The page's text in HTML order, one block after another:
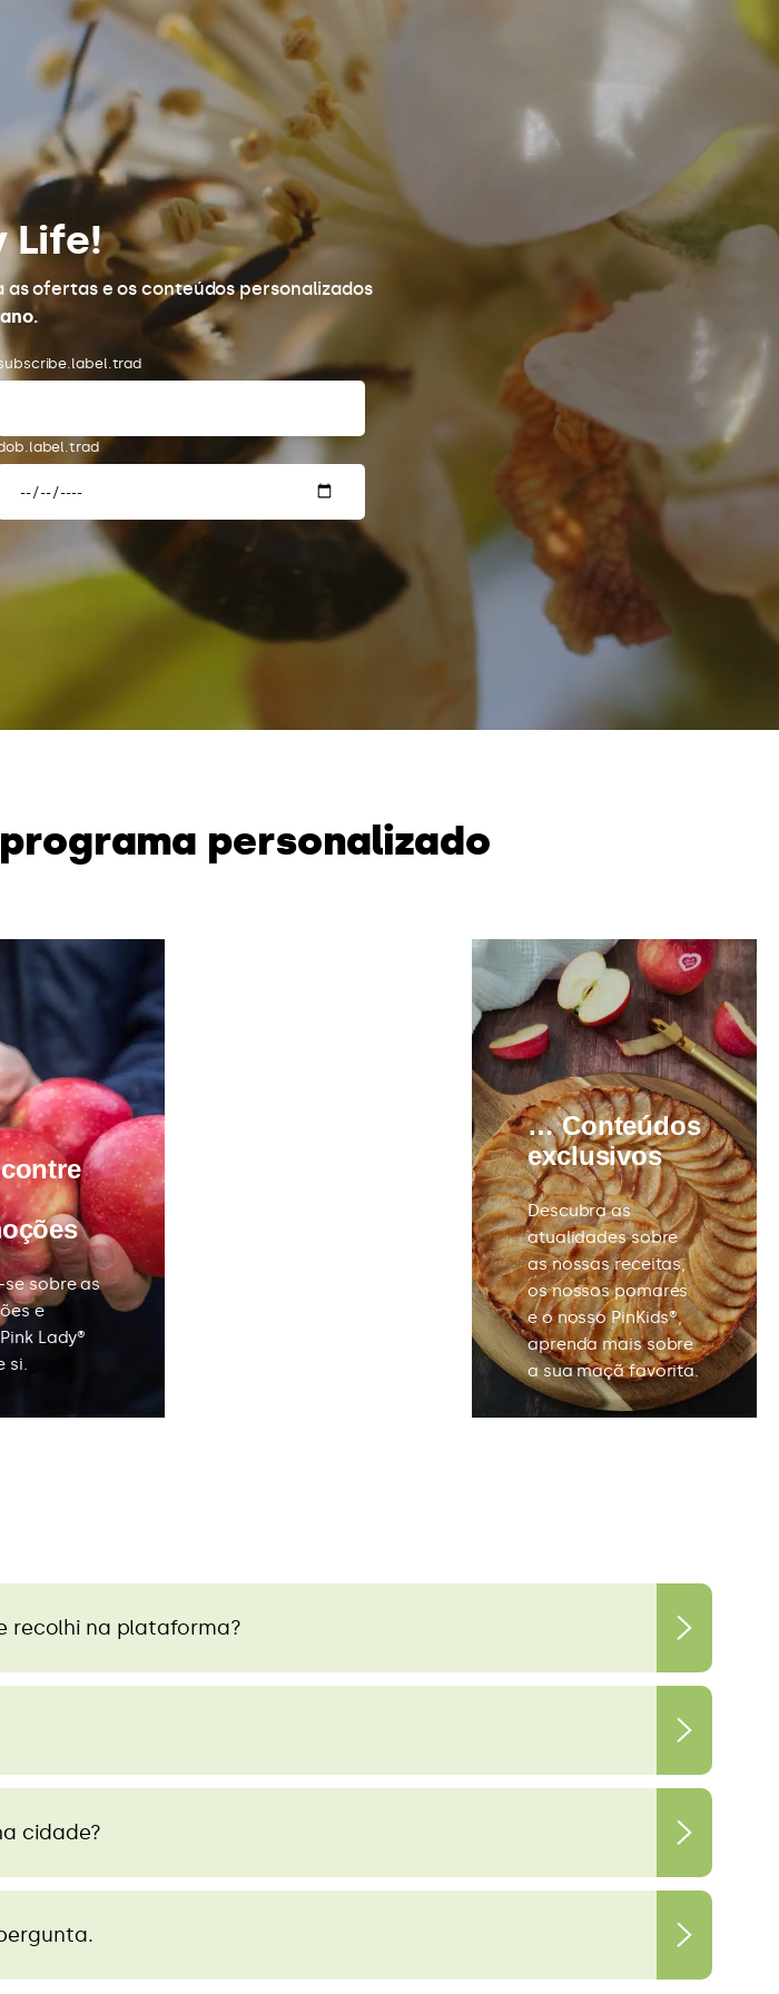
Life!
ofertas e os conteúdos personalizados
personalizado
sobre as
e
Lady®
si.
… Conteúdos
exclusivos
Descubra as
atualidades sobre
as nossas receitas,
os nossos pomares
e o nosso PinKids®,
aprenda mais sobre
a sua maçã favorita.
recolhi na plataforma?
cidade?